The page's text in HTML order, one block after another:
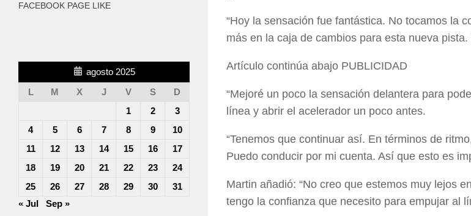
“Hoy la sensación fue fantástica. No tocamos la
más en la caja de cambios para esta nueva
Artículo continúa abajo PUBLICIDAD
“Mejoré un poco la sensación delantera para
línea y abrir el acelerador un poco antes.
“Tenemos que continuar así. En términos de
Puedo conducir por mi cuenta. Así que esto es
Martin añadió: “No creo que estemos muy lejos
tengo la confianza que necesito para empujar al
FACEBOOK PAGE LIKE
agosto 2025
L
M X J V S
D
1
2
3
4
5 6 7 8 9
10
11
12 13 14 15 16
17
18
19 20 21 22 23
24
25
26 27 28 29 30
31
« Jul
Sep »